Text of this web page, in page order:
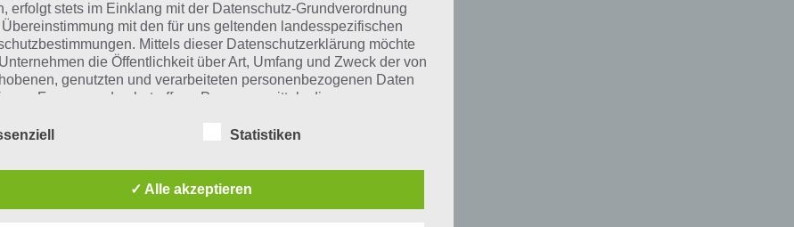
[caption id="attachment_50671"
align="alignright" width="150"] Idle
alle Idle Supermarket Tycoon Tipps,
APPS
KLICKER-SPIEL FÜR
ANDROID, IPHONE UND
erfolgt stets im Einklang mit der Datenschutz-Grundverordnung
mit den für uns geltenden landesspezifischen
Mittels dieser Datenschutzerklärung möchte
die Öffentlichkeit über Art, Umfang und Zweck der von
genutzten und verarbeiteten personenbezogenen Daten
Ferner werden betroffene Personen mittels dieser
Maßnahmen umgesetzt, um einen möglichst
Schutz der über diese Internetseite verarbeiteten
Statistiken
✓ Alle akzeptieren